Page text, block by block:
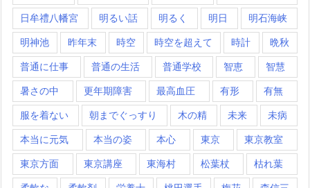
日牟禮八幡宮 明るい話 明るく 明日 明石海峡
明神池 昨年末 時空 時空を超えて 時計 晩秋
普通に仕事 普通の生活 普通学校 智恵 智慧
暑さの中 更年期障害 最高血圧 有形 有無
服を着ない 朝までぐっすり 木の精 未来 未病
本当に元気 本当の姿 本心 東京 東京教室
東京方面 東京講座 東海村 松葉杖 枯れ葉